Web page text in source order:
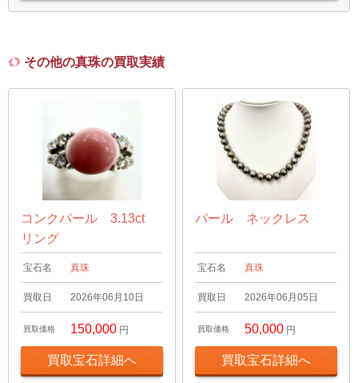
その他の真珠の買取実績
コンクパール 3.13ct
リング
宝石名 真珠
買取日 2026年06月10日
買取価格 150,000 円
買取宝石詳細へ
パール ネックレス
宝石名 真珠
買取日 2026年06月05日
買取価格 50,000 円
買取宝石詳細へ